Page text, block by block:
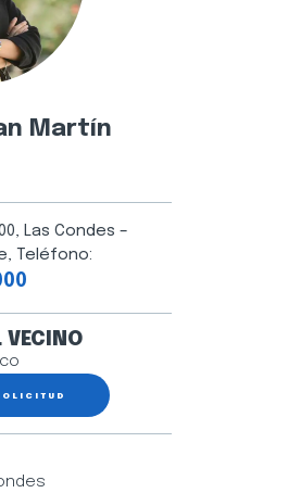
Martín
Las Condes –
Teléfono:
VECINO